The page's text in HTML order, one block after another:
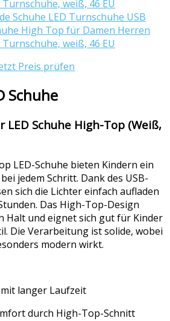
Schuhe LED Turnschuhe USB
High Top für Damen Herren
weiß, 46 EU
Preis prüfen
Schuhe
LED Schuhe High-Top (Weiß,
LED-Schuhe bieten Kindern ein
jedem Schritt. Dank des USB-
sich die Lichter einfach aufladen
Das High-Top-Design
Halt und eignet sich gut für Kinder
Die Verarbeitung ist solide, wobei
modern wirkt.
langer Laufzeit
durch High-Top-Schnitt